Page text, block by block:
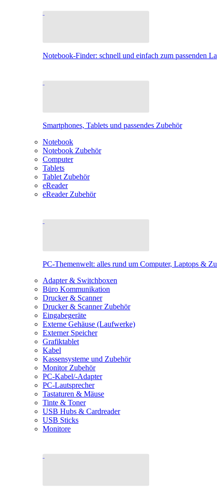
Notebook-Finder: schnell und einfach zum passenden
Smartphones, Tablets und passendes Zubehör
Notebook
Notebook Zubehör
Computer
Tablets
Tablet Zubehör
eReader
eReader Zubehör
PC-Themenwelt: alles rund um Computer, Laptops &
Adapter & Switchboxen
Büro Kommunikation
Drucker & Scanner
Drucker & Scanner Zubehör
Eingabegeräte
Externe Gehäuse (Laufwerke)
Externer Speicher
Grafiktablet
Kabel
Kassensysteme und Zubehör
Monitor Zubehör
PC-Kabel/-Adapter
PC-Lautsprecher
Tastaturen & Mäuse
Tinte & Toner
USB Hubs & Cardreader
USB Sticks
Monitore